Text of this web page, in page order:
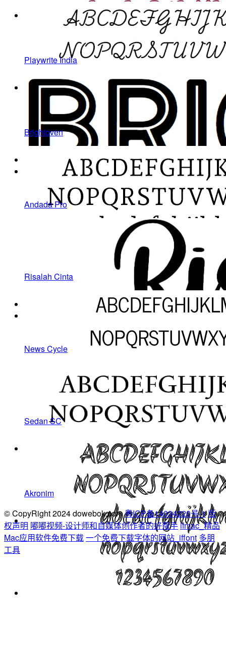
Playwrite India
Brightoven
Andada Pro
Risalah Cinta
News Cycle
Sedan SC
Akronim
© CopyRight 2024 dowebok.com粤ICP备14034220号-1 版
权声明 嘟嘟视频-设计师和自媒体创作者的好帮手ifmac_精品
Mac应用软件免费下载一个免费下载字体的网站_iffont 多朋
工具